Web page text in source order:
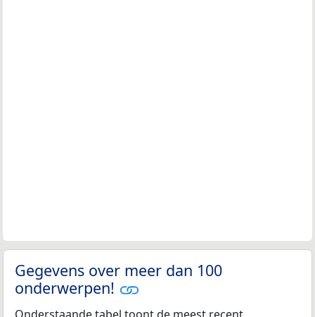
Gegevens over meer dan 100
onderwerpen!